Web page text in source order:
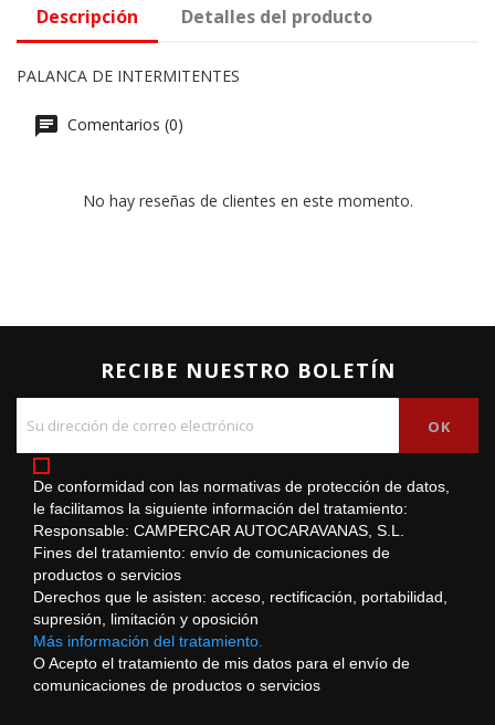
Descripción Detalles del producto
PALANCA DE INTERMITENTES
Comentarios (0)
No hay reseñas de clientes en este momento.
RECIBE NUESTRO BOLETÍN
De conformidad con las normativas de protección de datos,
le facilitamos la siguiente información del tratamiento:
Responsable: CAMPERCAR AUTOCARAVANAS, S.L.
Fines del tratamiento: envío de comunicaciones de
productos o servicios
Derechos que le asisten: acceso, rectificación, portabilidad,
supresión, limitación y oposición
Más información del tratamiento.
O Acepto el tratamiento de mis datos para el envío de
comunicaciones de productos o servicios